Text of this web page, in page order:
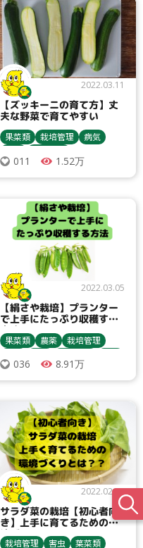
2022.03.11
【ズッキーニの育て方】丈
夫な野菜で育てやすい
果菜類 栽培管理
病気
種まき・育苗
収穫・貯蔵
栽培方法
うどんこ病
ハムシ類 ズッキーニ
011 1.52万
2022.03.05
【絹さや栽培】プランター
で上手にたっぷり収穫する
方法
果菜類 農薬
栽培管理
種まき・育苗
収穫・貯蔵
殺虫剤
栽培方法
ハモグリバエ類
エンドウ
育苗ポット
うどんこ病
間引き
アブラムシ類
追肥
ヨトウムシ類
トンネル
誘引ネット・誘因紐
036 8.91万
2022.02.25
サラダ菜の栽培【初心者向
き】上手に育てるための環
境づくり
栽培管理 害虫 葉菜類